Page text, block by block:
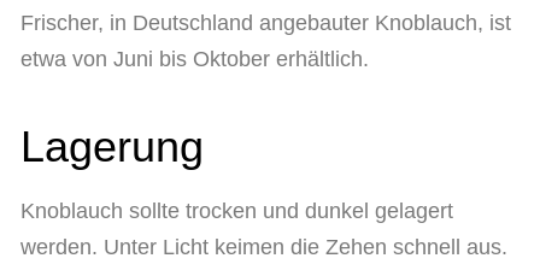
Frischer, in Deutschland angebauter Knoblauch, ist
etwa von Juni bis Oktober erhältlich.
Lagerung
Knoblauch sollte trocken und dunkel gelagert
werden. Unter Licht keimen die Zehen schnell aus.